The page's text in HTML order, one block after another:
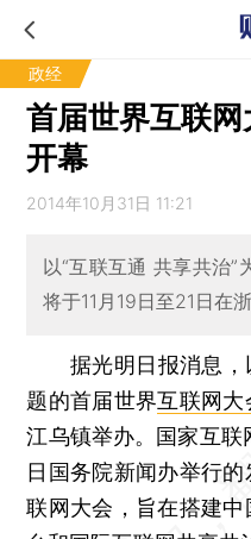
政经
首届世界互联
开幕
2014年10月31日 11:21
以“互联互通 共享共治”
将于11月19日至21日在
据光明日报消息，
题的首届世界互联网大
江乌镇举办。国家互
日国务院新闻办举行
联网大会，旨在搭建